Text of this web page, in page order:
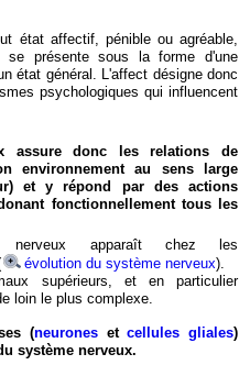
état affectif, pénible ou agréable,
se présente sous la forme d'une
état général. L'affect désigne donc
psychologiques qui influencent
assure donc les relations de
environnement au sens large
et y répond par des actions
fonctionnellement tous les
nerveux apparaît chez les
évolution du système nerveux).
supérieurs, et en particulier
loin le plus complexe.
(neuronesetcellules gliales)
système nerveux.